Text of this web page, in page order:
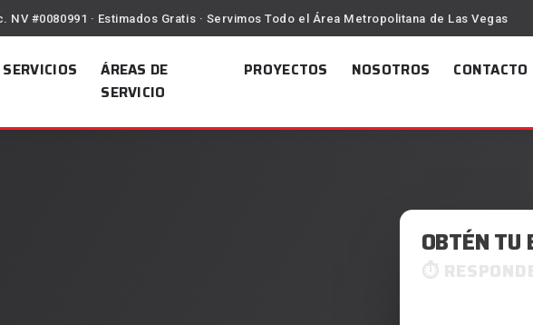
NV #0080991 · Estimados Gratis · Servimos Todo el Área Metropolitana de Las Vegas
SERVICIOS
ÁREAS DE
SERVICIO
PROYECTOS NOSOTROS CONTACTO
OBTÉN TU